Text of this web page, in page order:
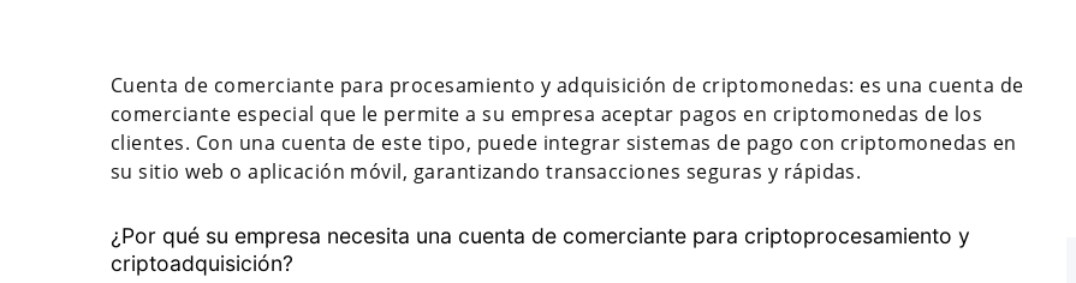
Cuenta de comerciante para procesamiento y adquisición de criptomonedas: es una cuenta de
comerciante especial que le permite a su empresa aceptar pagos en criptomonedas de los
clientes. Con una cuenta de este tipo, puede integrar sistemas de pago con criptomonedas en
su sitio web o aplicación móvil, garantizando transacciones seguras y rápidas.
¿Por qué su empresa necesita una cuenta de comerciante para criptoprocesamiento y
criptoadquisición?